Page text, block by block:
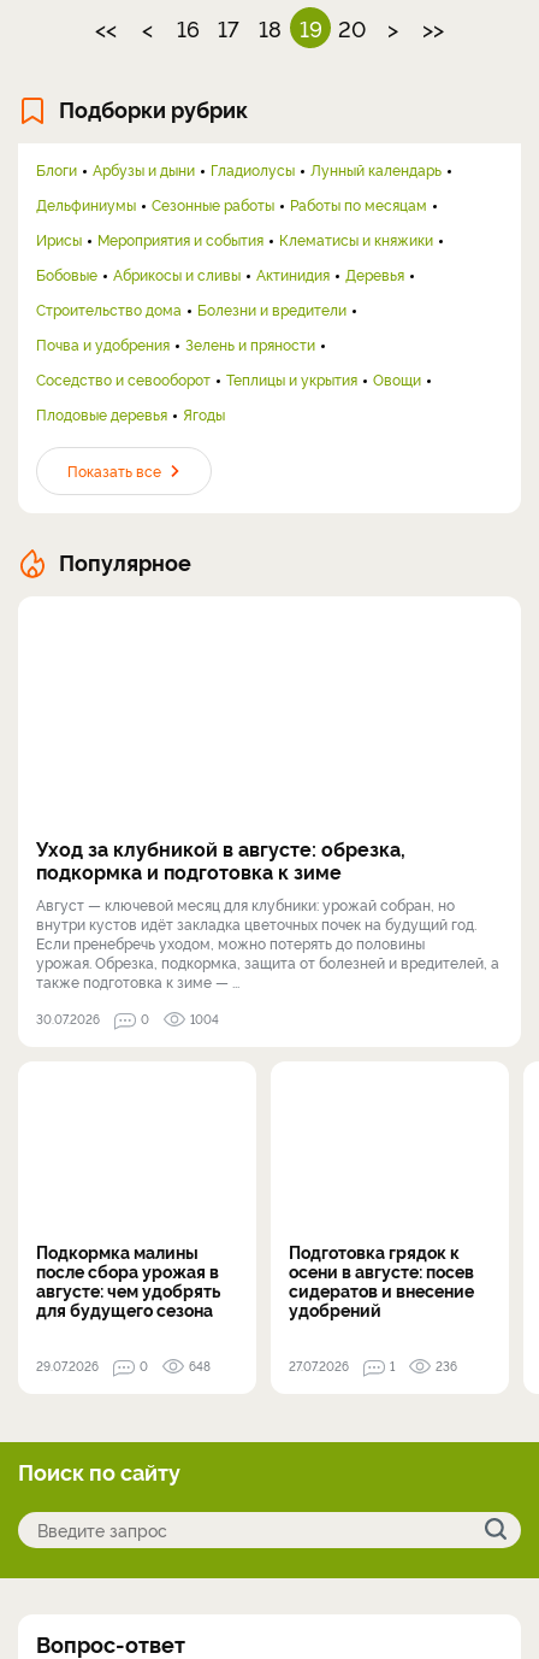
<< < 16 17 18 19 20 > >>
Подборки рубрик
Блоги Арбузы и дыни Гладиолусы
Лунный календарь
Дельфиниумы
Сезонные работы
Работы по месяцам
Ирисы
Мероприятия и события
Клематисы и княжики
Бобовые
Абрикосы и сливы Актинидия
Деревья
Строительство дома
Болезни и вредители
Почва и удобрения
Зелень и пряности
Соседство и севооборот
Теплицы и укрытия
Овощи
Плодовые деревья
Ягоды
Показать все
Популярное
Уход за клубникой в августе: обрезка,
подкормка и подготовка к зиме
Август — ключевой месяц для клубники: урожай собран, но
внутри кустов идёт закладка цветочных почек на будущий год.
Если пренебречь уходом, можно потерять до половины
урожая. Обрезка, подкормка, защита от болезней и вредителей, а
также подготовка к зиме — ...
30.07.2026 0 1004
Подкормка малины
после сбора урожая в
августе: чем удобрять
для будущего сезона
29.07.2026 0 648
Подготовка грядок к
осени в августе: посев
сидератов и внесение
удобрений
27.07.2026 1 236
Поиск по сайту
Вопрос-ответ